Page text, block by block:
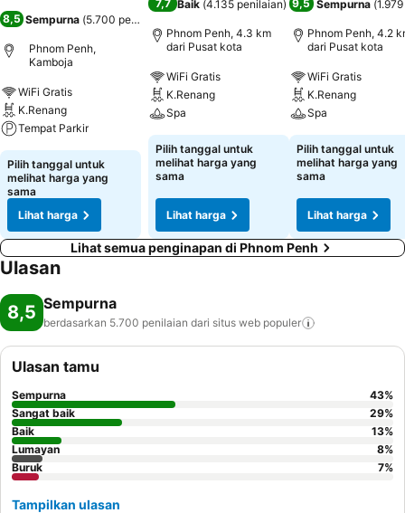
8,5 Sempurna (5.700 penilaian
Phnom Penh,
Kamboja
WiFi Gratis
K.Renang
Tempat Parkir
Pilih tanggal untuk
melihat harga yang
sama
Lihat harga
7,7 Baik (4.135 penilaian)
Phnom Penh, 4.3 km
dari Pusat kota
WiFi Gratis
K.Renang
Spa
Pilih tanggal untuk
melihat harga yang
sama
Lihat harga
9,5 Sempurna (
Phnom Penh, 4.2
dari Pusat kota
WiFi Gratis
K.Renang
Spa
Pilih tanggal untuk
melihat harga yang
sama
Lihat harga
Lihat semua penginapan di Phnom Penh
Ulasan
8,5 Sempurna
berdasarkan 5.700 penilaian dari situs web populer
Ulasan tamu
Sempurna 43%
Sangat baik
29%
Baik
13%
Lumayan
8%
Buruk
7%
Tampilkan ulasan